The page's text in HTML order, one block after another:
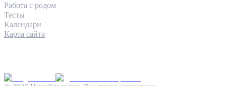
Работа с родом
Тесты
Календари
Карта сайта